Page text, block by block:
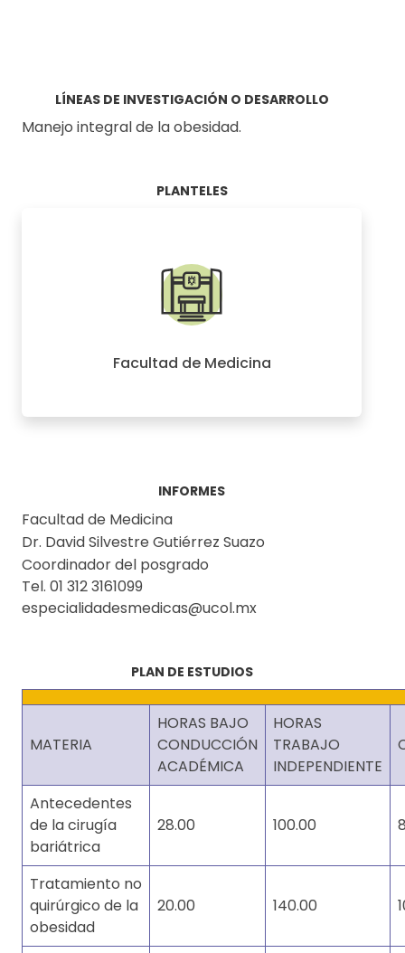
LÍNEAS DE INVESTIGACIÓN O DESARROLLO
Manejo integral de la obesidad.
PLANTELES
Facultad de Medicina
INFORMES
Facultad de Medicina
Dr. David Silvestre Gutiérrez Suazo
Coordinador del posgrado
Tel. 01 312 3161099
especialidadesmedicas@ucol.mx
PLAN DE ESTUDIOS
MATERIA
HORAS BAJO
CONDUCCIÓN
ACADÉMICA
HORAS
TRABAJO
INDEPENDIENTE
Antecedentes
de la cirugía
bariátrica
28.00 100.00
Tratamiento no
quirúrgico de la
obesidad
20.00 140.00